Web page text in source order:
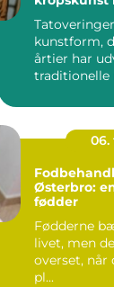
kunstform,
årtier har
traditionelle
06.
Østerbro:
fødder
Fødderne
livet, men
overset,
pl...